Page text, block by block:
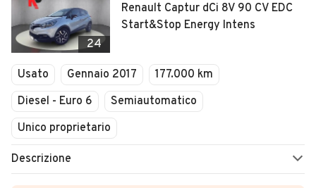
24
Renault Captur dCi 8V 90 CV EDC
Start&Stop Energy Intens
Usato Gennaio 2017
177.000 km
Diesel - Euro 6
Semiautomatico
Unico proprietario
Descrizione